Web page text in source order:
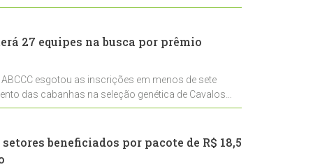
27 equipes na busca por prêmio
esgotou as inscrições em menos de sete
das cabanhas na seleção genética de Cavalos
beneficiados por pacote de R$ 18,5